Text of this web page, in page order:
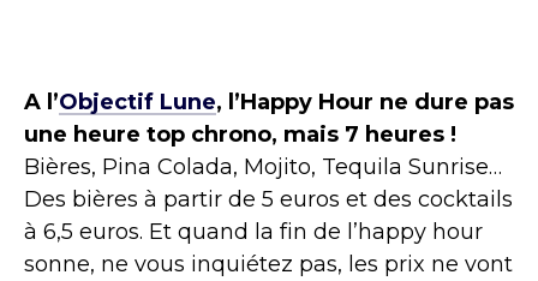
A l’Objectif Lune, l’Happy Hour ne dure pas
une heure top chrono, mais 7 heures !
Bières, Pina Colada, Mojito, Tequila Sunrise…
Des bières à partir de 5 euros et des cocktails
à 6,5 euros. Et quand la fin de l’happy hour
sonne, ne vous inquiétez pas, les prix ne vont